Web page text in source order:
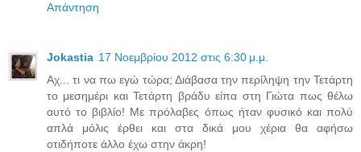
Απάντηση
Jokastia 17 Νοεμβρίου 2012 στις 6:30 μ.μ.
Αχ... τι να πω εγώ τώρα; Διάβασα την περίληψη την Τετάρτη
το μεσημέρι και Τετάρτη βράδυ είπα στη Γιώτα πως θέλω
αυτό το βιβλίο! Με πρόλαβες όπως ήταν φυσικό και πολύ
απλά μόλις έρθει και στα δικά μου χέρια θα αφήσω
οτιδήποτε άλλο έχω στην άκρη!